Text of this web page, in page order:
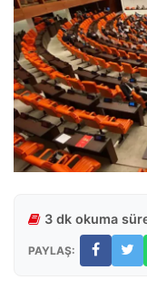
3 dk okuma
PAYLAŞ: